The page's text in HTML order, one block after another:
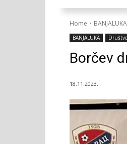
Home BANJALUKA
BANJALUKA Društvo
Borčev
18.11.2023.